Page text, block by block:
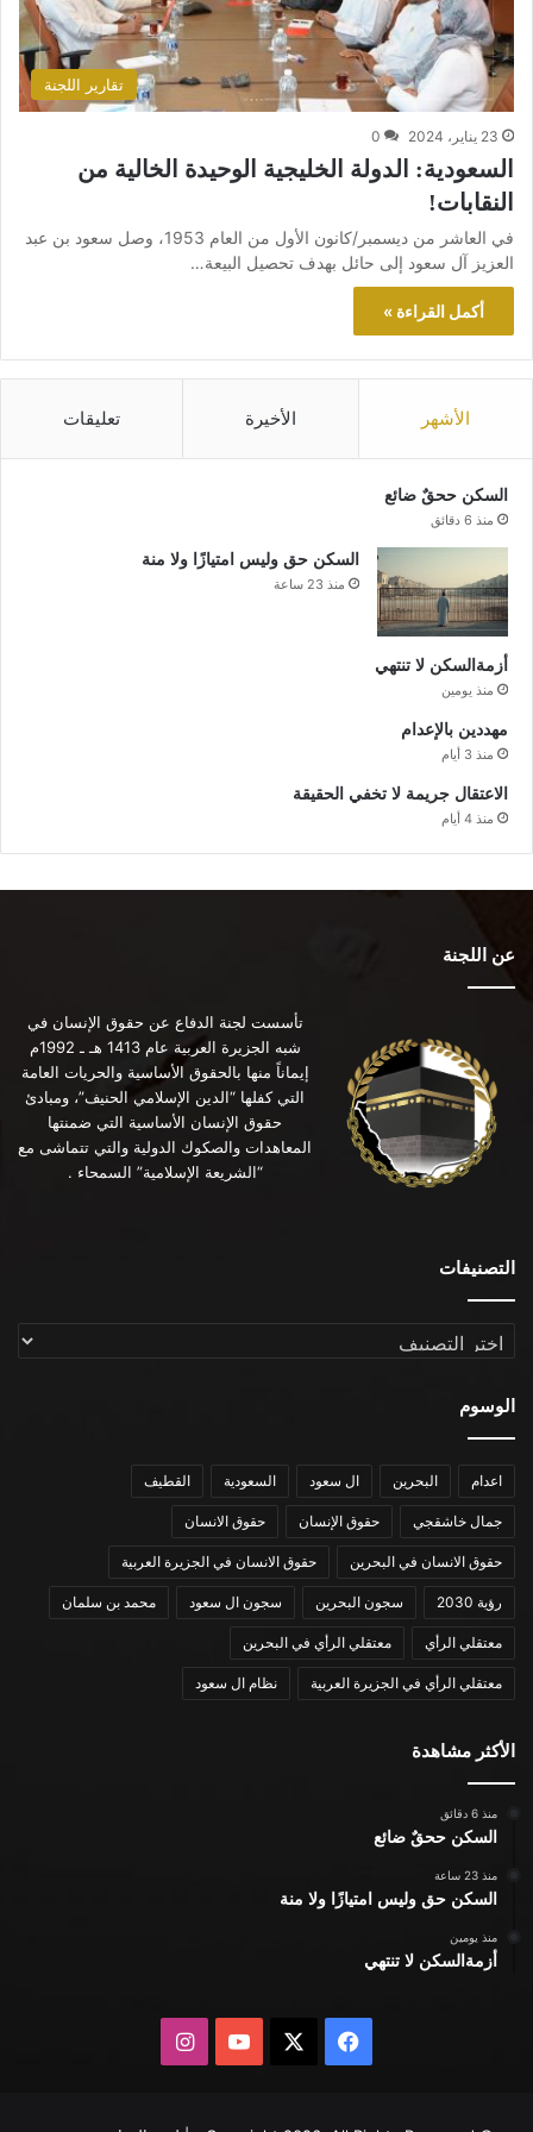
تقارير اللجنة
23 يناير، 2024 0
السعودية: الدولة الخليجية الوحيدة الخالية من
النقابات!
في العاشر من ديسمبر/كانون الأول من العام 1953، وصل سعود بن عبد
العزيز آل سعود إلى حائل بهدف تحصيل البيعة…
أكمل القراءة »
الأشهر الأخيرة تعليقات
السكن ححقٌ ضائع
منذ 6 دقائق
السكن حق وليس امتيازًا ولا منة
منذ 23 ساعة
أزمةالسكن لا تنتهي
منذ يومين
مهددين بالإعدام
منذ 3 أيام
الاعتقال جريمة لا تخفي الحقيقة
منذ 4 أيام
عن اللجنة
تأسست لجنة الدفاع عن حقوق الإنسان في
شبه الجزيرة العربية عام 1413 هـ ـ 1992م
إيماناً منها بالحقوق الأساسية والحريات العامة
التي كفلها “الدين الإسلامي الحنيف”، ومبادئ
حقوق الإنسان الأساسية التي ضمنتها
المعاهدات والصكوك الدولية والتي تتماشى مع
“الشريعة الإسلامية” السمحاء .
التصنيفات
التصنيفات
الوسوم
اعدام البحرين ال سعود السعودية القطيف
جمال خاشقجي حقوق الإنسان حقوق الانسان
حقوق الانسان في البحرين حقوق الانسان في الجزيرة العربية
رؤية 2030 سجون البحرين سجون ال سعود محمد بن سلمان
معتقلي الرأي معتقلي الرأي في البحرين
معتقلي الرأي في الجزيرة العربية نظام ال سعود
الأكثر مشاهدة
منذ 6 دقائق
السكن ححقٌ ضائع
منذ 23 ساعة
السكن حق وليس امتيازًا ولا منة
منذ يومين
أزمةالسكن لا تنتهي
فيسبوك يوتيوبانستقرام